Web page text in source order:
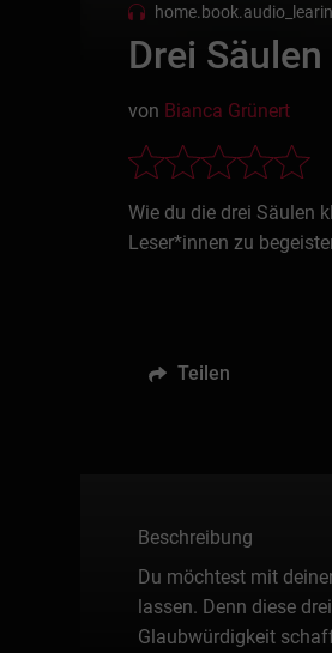
Drei
von Bianca Grünert
Wie du die drei Säulen
Leser*innen zu
Teilen
Beschreibung
Du möchtest mit
lassen. Denn diese
Glaubwürdigkeit